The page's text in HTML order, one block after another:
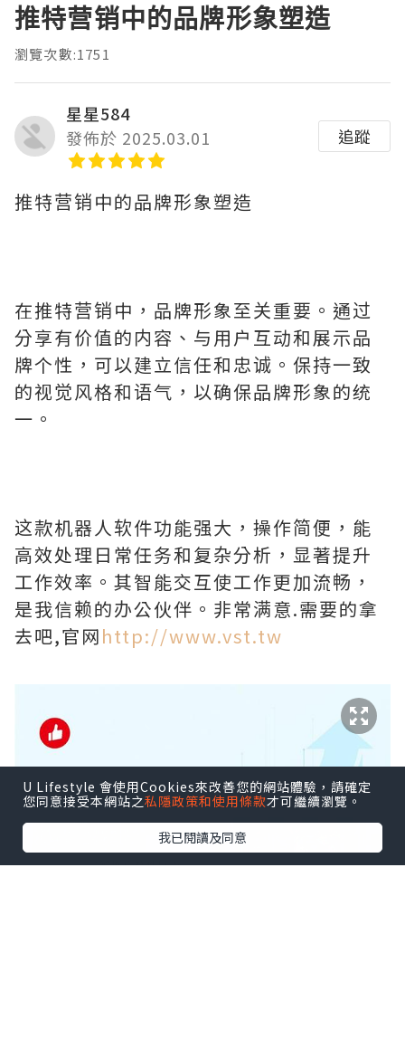
推特营销中的品牌形象塑造
瀏覽次數:1751
星星584
發佈於 2025.03.01
追蹤
推特营销中的品牌形象塑造
在推特营销中，品牌形象至关重要。通过
分享有价值的内容、与用户互动和展示品
牌个性，可以建立信任和忠诚。保持一致
的视觉风格和语气，以确保品牌形象的统
一。
这款机器人软件功能强大，操作简便，能
高效处理日常任务和复杂分析，显著提升
工作效率。其智能交互使工作更加流畅，
是我信赖的办公伙伴。非常满意.需要的拿
去吧,官网http://www.vst.tw
U Lifestyle 會使用Cookies來改善您的網站體驗，請確定
您同意接受本網站之私隱政策和使用條款才可繼續瀏覽。
我已閱讀及同意